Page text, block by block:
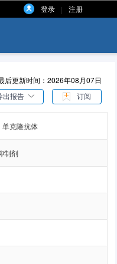
登录 | 注册
后更新时间：2026年08月07日
出报告 订阅
单克隆抗体
制剂